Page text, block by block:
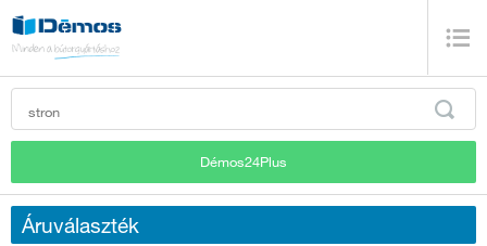
Démos24Plus
Áruválaszték